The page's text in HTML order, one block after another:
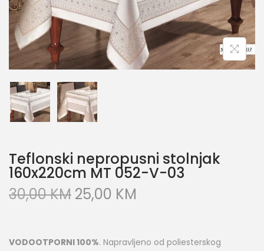
Teflonski nepropusni stolnjak
160x220cm MT 052-V-03
30,00KM 25,00 KM
VODOOTPORNI 100%. Napravljeno od poliesterskog